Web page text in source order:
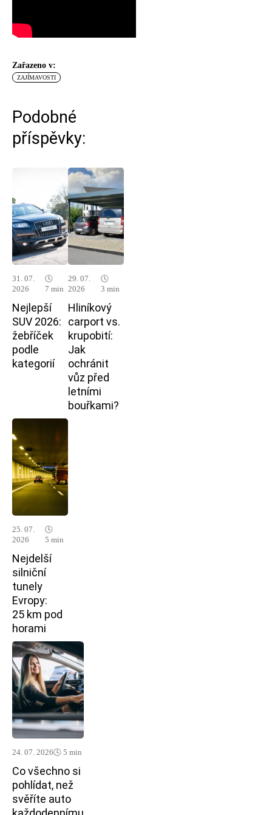
Zařazeno v:
ZAJÍMAVOSTI
Podobné
příspěvky:
31. 07.
2026
🕓
7 min
Nejlepší
SUV 2026:
žebříček
podle
kategorií
29. 07.
2026
🕓
3 min
Hliníkový
carport vs.
krupobití:
Jak
ochránit
vůz před
letními
bouřkami?
25. 07.
2026
🕓
5 min
Nejdelší
silniční
tunely
Evropy:
25 km pod
horami
24. 07. 2026🕓 5 min
Co všechno si
pohlídat, než
svěříte auto